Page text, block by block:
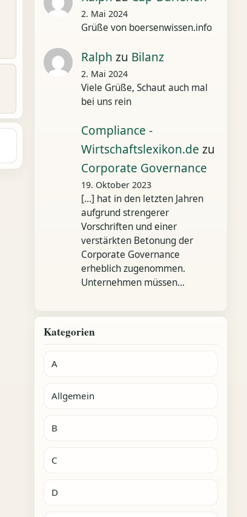
2. Mai 2024
Grüße von boersenwissen.info
Ralph zu Bilanz
2. Mai 2024
Viele Grüße, Schaut auch mal
bei uns rein
Compliance -
Wirtschaftslexikon.de zu
Corporate Governance
19. Oktober 2023
[…] hat in den letzten Jahren
aufgrund strengerer
Vorschriften und einer
verstärkten Betonung der
Corporate Governance
erheblich zugenommen.
Unternehmen müssen…
Kategorien
A
Allgemein
B
C
D